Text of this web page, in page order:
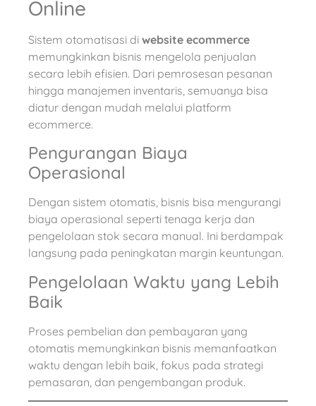
Online
Sistem otomatisasi di website ecommerce
memungkinkan bisnis mengelola penjualan
secara lebih efisien. Dari pemrosesan pesanan
hingga manajemen inventaris, semuanya bisa
diatur dengan mudah melalui platform
ecommerce.
Pengurangan Biaya
Operasional
Dengan sistem otomatis, bisnis bisa mengurangi
biaya operasional seperti tenaga kerja dan
pengelolaan stok secara manual. Ini berdampak
langsung pada peningkatan margin keuntungan.
Pengelolaan Waktu yang Lebih
Baik
Proses pembelian dan pembayaran yang
otomatis memungkinkan bisnis memanfaatkan
waktu dengan lebih baik, fokus pada strategi
pemasaran, dan pengembangan produk.